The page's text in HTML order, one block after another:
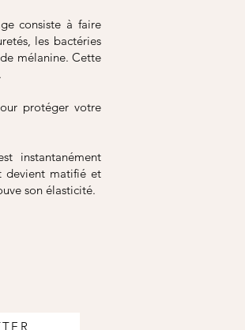
consiste à faire
les bactéries
mélanine. Cette
protéger votre
instantanément
devient matifié et
son élasticité.